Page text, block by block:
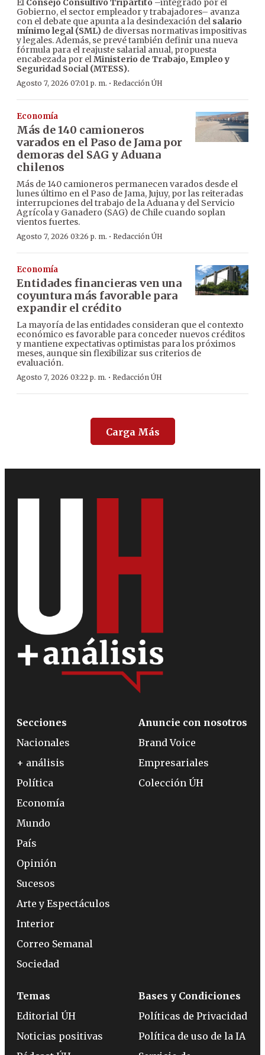
El Consejo Consultivo Tripartito –integrado por el
Gobierno, el sector empleador y trabajadores– avanza
con el debate que apunta a la desindexación del salario
mínimo legal (SML) de diversas normativas impositivas
y legales. Además, se prevé también definir una nueva
fórmula para el reajuste salarial anual, propuesta
encabezada por elMinisterio de Trabajo, Empleo y
Seguridad Social (MTESS).
Agosto 7, 2026 07:01 p. m. · Redacción ÚH
Economía
Más de 140 camioneros
varados en el Paso de Jama por
demoras del SAG y Aduana
chilenos
Más de 140 camioneros permanecen varados desde el
lunes último en el Paso de Jama, Jujuy, por las reiteradas
interrupciones del trabajo de la Aduana y del Servicio
Agrícola y Ganadero (SAG) de Chile cuando soplan
vientos fuertes.
Agosto 7, 2026 03:26 p. m. · Redacción ÚH
Economía
Entidades financieras ven una
coyuntura más favorable para
expandir el crédito
La mayoría de las entidades consideran que el contexto
económico es favorable para conceder nuevos créditos
y mantiene expectativas optimistas para los próximos
meses, aunque sin flexibilizar sus criterios de
evaluación.
Agosto 7, 2026 03:22 p. m. · Redacción ÚH
Carga Más
Secciones
Nacionales
+ análisis
Política
Economía
Mundo
País
Opinión
Sucesos
Arte y Espectáculos
Interior
Correo Semanal
Sociedad
Anuncie con nosotros
Brand Voice
Empresariales
Colección ÚH
Temas
Editorial ÚH
Noticias positivas
Bases y Condiciones
Políticas de Privacidad
Política de uso de la IA